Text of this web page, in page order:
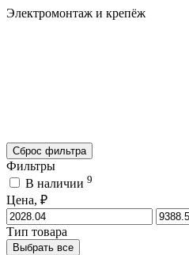
Электромонтаж и крепёж
Сброс фильтра
Фильтры
В наличии 9
Цена, ₽
Тип товара
Выбрать все